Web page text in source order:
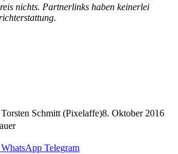
nichts. Partnerlinks haben keinerlei
Torsten Schmitt (Pixelaffe)8. Oktober 2016
WhatsApp Telegram